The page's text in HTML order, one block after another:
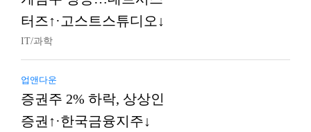
터즈↑·고스트스튜디오↓
IT/과학
업앤다운
증권주 2% 하락, 상상인
증권↑·한국금융지주↓